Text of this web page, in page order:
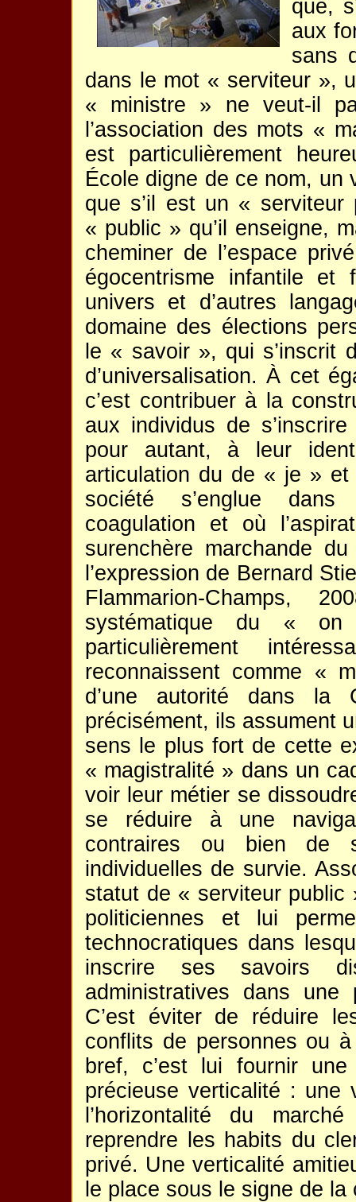
que,
aux
sans
dans le mot « serviteur »,
« ministre » ne veut-il
l’association des mots «
est particulièrement
École digne de ce nom, un
que s’il est un «
« public » qu’il enseigne,
cheminer de l’espace
égocentrisme infantile et
univers et d’autres
domaine des élections
le « savoir », qui s’inscrit
d’universalisation. À cet
c’est contribuer à la
aux individus de
pour autant, à leur
articulation du de « je »
société s’englue dans
coagulation et où
surenchère marchande
l’expression de Bernard
Flammarion-Champs,
systématique du «
particulièrement
reconnaissent comme «
d’une autorité dans
précisément, ils assument
sens le plus fort de cette
« magistralité » dans un
voir leur métier se
se réduire à une
contraires ou bien de
individuelles de survie.
statut de « serviteur public
politiciennes et lui
technocratiques dans
inscrire ses savoirs
administratives dans
C’est éviter de réduire
conflits de personnes ou
bref, c’est lui fournir
précieuse verticalité : une
l’horizontalité du
reprendre les habits du
privé. Une verticalité
le place sous le signe de